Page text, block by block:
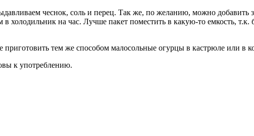
чеснок, соль и перец. Так же, по желанию, можно добавить
холодильник на час. Лучше пакет поместить в какую-то емкость, т.к.
приготовить тем же способом малосольные огурцы в кастрюле или в
к употреблению.